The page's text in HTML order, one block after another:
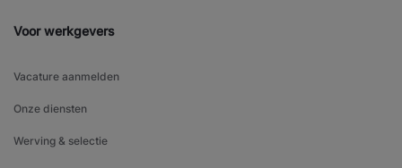
Voor werkgevers
Vacature aanmelden
Onze diensten
Werving & selectie